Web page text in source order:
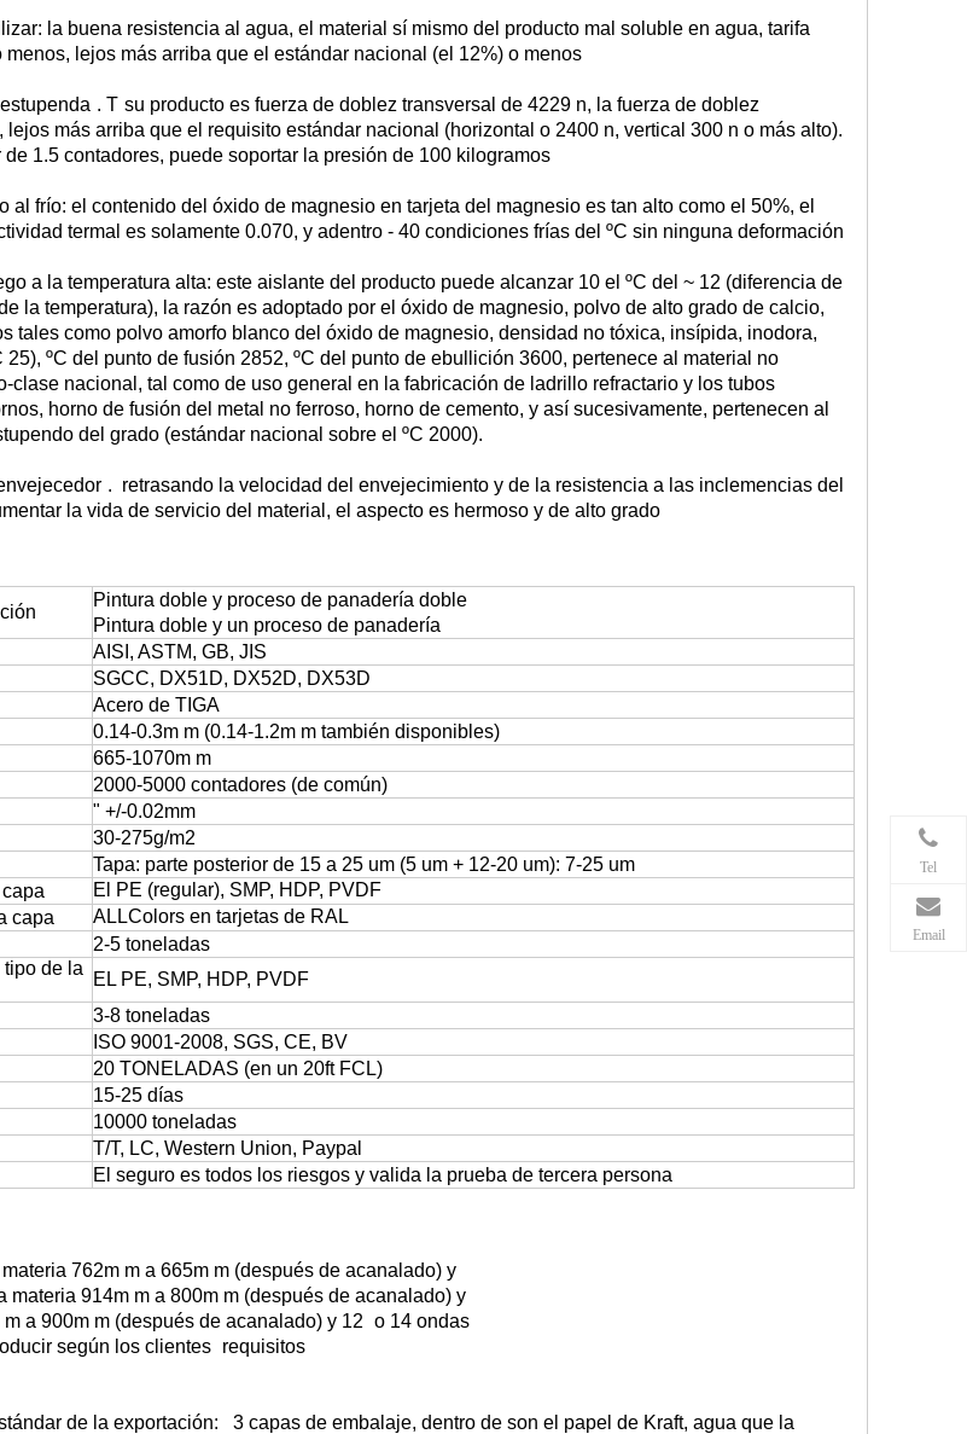
la buena resistencia al agua, el material sí mismo del producto mal soluble en agua, tarifa
lejos más arriba que el estándar nacional (el 12%) o menos
. T su producto es fuerza de doblez transversal de 4229 n, la fuerza de doblez
lejos más arriba que el requisito estándar nacional (horizontal o 2400 n, vertical 300 n o más alto).
de 1.5 contadores, puede soportar la presión de 100 kilogramos
al frío: el contenido del óxido de magnesio en tarjeta del magnesio es tan alto como el 50%, el
termal es solamente 0.070, y adentro - 40 condiciones frías del ºC sin ninguna deformación
a la temperatura alta: este aislante del producto puede alcanzar 10 el ºC del ~ 12 (diferencia de
la temperatura), la razón es adoptado por el óxido de magnesio, polvo de alto grado de calcio,
tales como polvo amorfo blanco del óxido de magnesio, densidad no tóxica, insípida, inodora,
25), ºC del punto de fusión 2852, ºC del punto de ebullición 3600, pertenece al material no
clase nacional, tal como de uso general en la fabricación de ladrillo refractario y los tubos
horno de fusión del metal no ferroso, horno de cemento, y así sucesivamente, pertenecen al
del grado (estándar nacional sobre el ºC 2000).
. retrasando la velocidad del envejecimiento y de la resistencia a las inclemencias del
la vida de servicio del material, el aspecto es hermoso y de alto grado
Pintura doble y proceso de panadería doble
Pintura doble y un proceso de panadería
AISI, ASTM, GB, JIS
SGCC, DX51D, DX52D, DX53D
Acero de TIGA
0.14-0.3m m (0.14-1.2m m también disponibles)
665-1070m m
2000-5000 contadores (de común)
" +/-0.02mm
30-275g/m2
Tapa: parte posterior de 15 a 25 um (5 um + 12-20 um): 7-25 um
El PE (regular), SMP, HDP, PVDF
capa
ALLColors en tarjetas de RAL
2-5 toneladas
tipo de la
EL PE, SMP, HDP, PVDF
3-8 toneladas
ISO 9001-2008, SGS, CE, BV
20 TONELADAS (en un 20ft FCL)
15-25 días
10000 toneladas
T/T, LC, Western Union, Paypal
El seguro es todos los riesgos y valida la prueba de tercera persona
762m m a 665m m (después de acanalado) y
materia 914m m a 800m m (después de acanalado) y
a 900m m (después de acanalado) y 12 o 14 ondas
según los clientes requisitos
de la exportación: 3 capas de embalaje, dentro de son el papel de Kraft, agua que la
Tel
Email